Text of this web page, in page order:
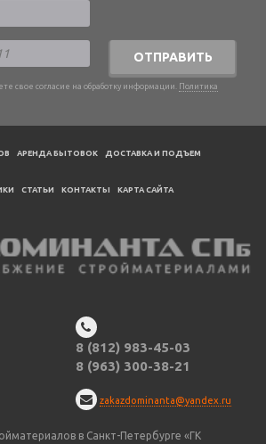
ОТПРАВИТЬ
свое согласие на обработку информации. Политика
АРЕНДА БЫТОВОК ДОСТАВКА И ПОДЪЕМ
CТАТЬИ КОНТАКТЫ КАРТА САЙТА
8 (812) 983-45-03
8 (963) 300-38-21
zakazdominanta@yandex.ru
в Санкт-Петербурге «ГК